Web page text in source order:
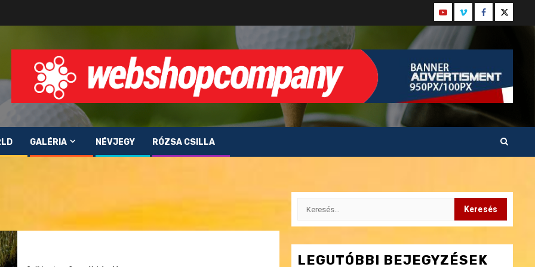
YoutubeVimeoFacebook
Twitter
GALÉRIA NÉVJEGY RÓZSA CSILLA
Keresés:
LEGUTÓBBI BEJEGYZÉSEK